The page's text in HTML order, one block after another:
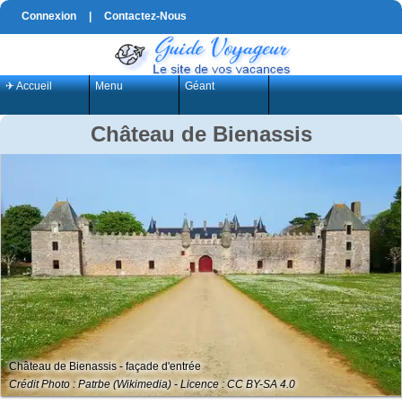
Connexion Contactez-Nous
✈ Accueil Menu Géant
Château de Bienassis
Château de Bienassis - façade d'entrée
Crédit Photo : Patrbe (Wikimedia) - Licence : CC BY-SA 4.0